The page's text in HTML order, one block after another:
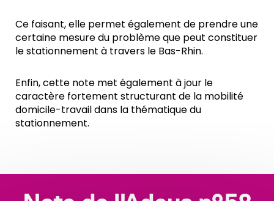
Ce faisant, elle permet également de prendre une
certaine mesure du problème que peut constituer
le stationnement à travers le Bas-Rhin.
Enfin, cette note met également à jour le
caractère fortement structurant de la mobilité
domicile-travail dans la thématique du
stationnement.